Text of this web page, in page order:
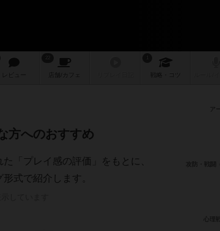
レビュー 店舗/ カフェ 戦略
方へのおすすめ
「プレイ感の評価」をもとに、
式で紹介します。